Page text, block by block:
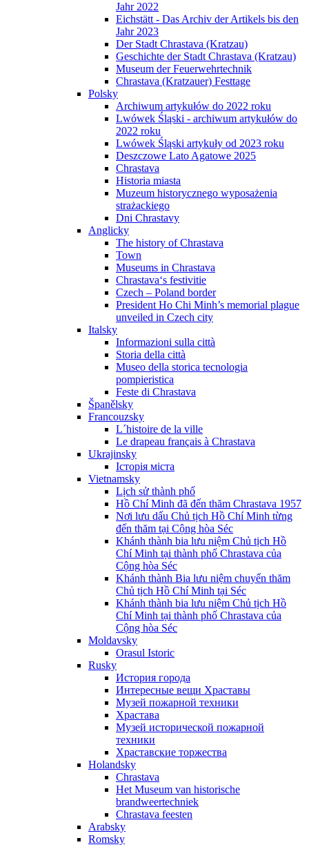
Jahr 2022
Eichstätt - Das Archiv der Artikels bis den
Jahr 2023
Der Stadt Chrastava (Kratzau)
Geschichte der Stadt Chrastava (Kratzau)
Museum der Feuerwehrtechnik
Chrastava (Kratzauer) Festtage
Polsky
Archiwum artykułów do 2022 roku
Lwówek Śląski - archiwum artykułów do
2022 roku
Lwówek Śląski artykuły od 2023 roku
Deszczowe Lato Agatowe 2025
Chrastava
Historia miasta
Muzeum historycznego wyposażenia
strażackiego
Dni Chrastavy
Anglicky
The history of Chrastava
Town
Museums in Chrastava
Chrastava‘s festivitie
Czech – Poland border
President Ho Chi Minh’s memorial plague
unveiled in Czech city
Italsky
Informazioni sulla città
Storia della città
Museo della storica tecnologia
pompieristica
Feste di Chrastava
Španělsky
Francouzsky
L´histoire de la ville
Le drapeau français à Chrastava
Ukrajinsky
Історія міста
Vietnamsky
Lịch sử thành phố
Hồ Chí Minh đã đến thăm Chrastava 1957
Nơi lưu dấu Chủ tịch Hồ Chí Minh từng
đến thăm tại Cộng hòa Séc
Khánh thành bia lưu niệm Chủ tịch Hồ
Chí Minh tại thành phố Chrastava của
Cộng hòa Séc
Khánh thành Bia lưu niệm chuyến thăm
Chủ tịch Hồ Chí Minh tại Séc
Khánh thành bia lưu niệm Chủ tịch Hồ
Chí Minh tại thành phố Chrastava của
Cộng hòa Séc
Moldavsky
Orasul Istoric
Rusky
История города
Интересные вещи Храставы
Музей пожарной техники
Храстава
Музей исторической пожарной
техники
Храставские торжества
Holandsky
Chrastava
Het Museum van historische
brandweertechniek
Chrastava feesten
Arabsky
Romsky